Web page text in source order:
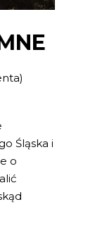
Śląska i
o